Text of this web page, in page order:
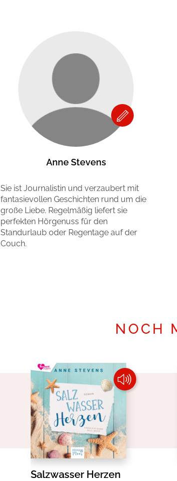
Anne Stevens
Sie ist Journalistin und verzaubert mit
fantasievollen Geschichten rund um die
große Liebe. Regelmäßig liefert sie
perfekten Hörgenuss für den
Standurlaub oder Regentage auf der
Couch.
NOCH
Salzwasser Herzen